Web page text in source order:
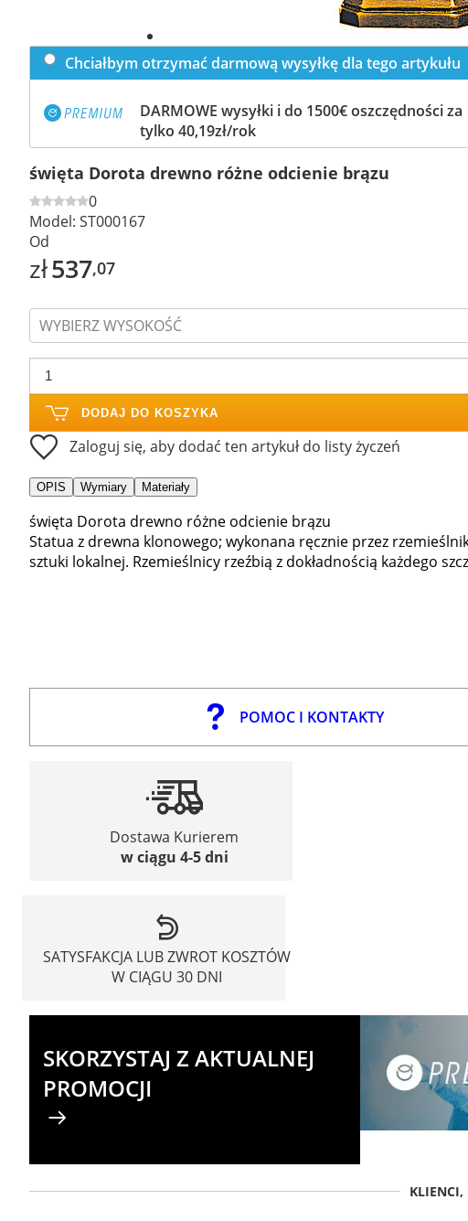
Chciałbym otrzymać darmową wysyłkę dla tego artykułu
DARMOWE wysyłki i do 1500€ oszczędności za
tylko 40,19zł/rok
święta Dorota drewno różne odcienie brązu
0
Model: ST000167
Od
zł537,07
WYBIERZ WYSOKOŚĆ
DODAJ DO KOSZYKA
Zaloguj się, aby dodać ten artykuł do listy życzeń
OPIS Wymiary Materiały
święta Dorota drewno różne odcienie brązu
Statua z drewna klonowego; wykonana ręcznie przez
sztuki lokalnej. Rzemieślnicy rzeźbią z dokładnością każdego
POMOC I KONTAKTY
Dostawa Kurierem
w ciągu 4-5 dni
SATYSFAKCJA LUB ZWROT KOSZTÓW
W CIĄGU 30 DNI
SKORZYSTAJ Z AKTUALNEJ
PROMOCJI
KLIENCI,